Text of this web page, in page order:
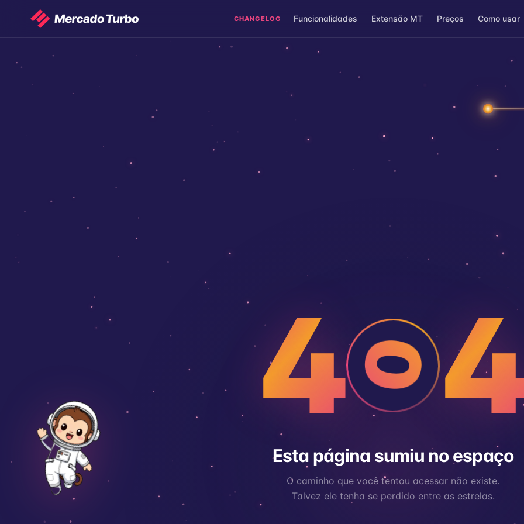
CHANGELOG Funcionalidades Extensão MT Preços Como usar
40
Esta página sumiu no espaço
O caminho que você tentou acessar não existe.
Talvez ele tenha se perdido entre as estrelas.